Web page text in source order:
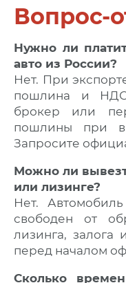
Вопрос-
Нужно ли
авто из России?
Нет. При
пошлина и НДС
брокер или
пошлины при
Запросите
Можно ли
или лизинге?
Нет.
свободен от
лизинга, залога
перед началом
Сколько